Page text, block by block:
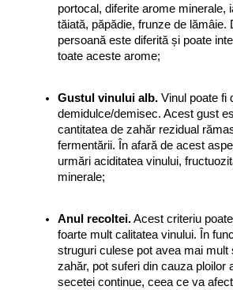
portocal, diferite arome minerale,
tăiată, păpădie, frunze de lămâie.
persoană este diferită și poate
toate aceste arome;
Gustul vinului alb. Vinul poate fi
demidulce/demisec. Acest gust
cantitatea de zahăr rezidual
fermentării. În afară de acest
urmări aciditatea vinului,
minerale;
Anul recoltei. Acest criteriu
foarte mult calitatea vinului. În
struguri culese pot avea mai mult
zahăr, pot suferi din cauza ploilor
secetei continue, ceea ce va